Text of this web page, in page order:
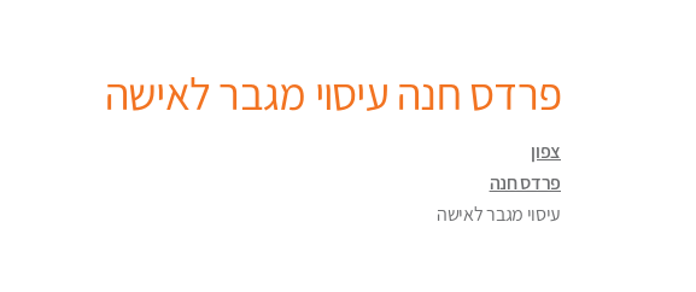
פרדס חנה עיסוי מגבר לאישה
צפון
פרדס חנה
עיסוי מגבר לאישה